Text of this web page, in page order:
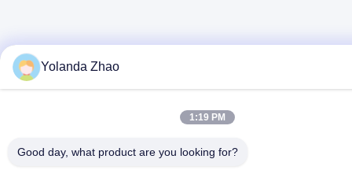
Yolanda Zhao
1:19 PM
Good day, what product are you looking for?